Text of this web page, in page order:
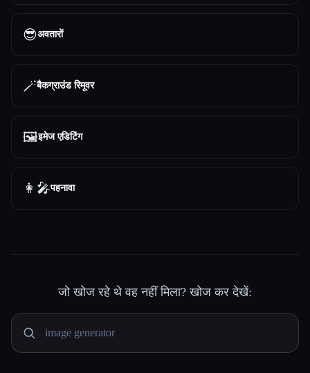
😎अवतारों
🪄बैकग्राउंड रिमूवर
🖼️इमेज एडिटिंग
👩‍🎤पहनावा
जो खोज रहे थे वह नहीं मिला? खोज कर देखें: